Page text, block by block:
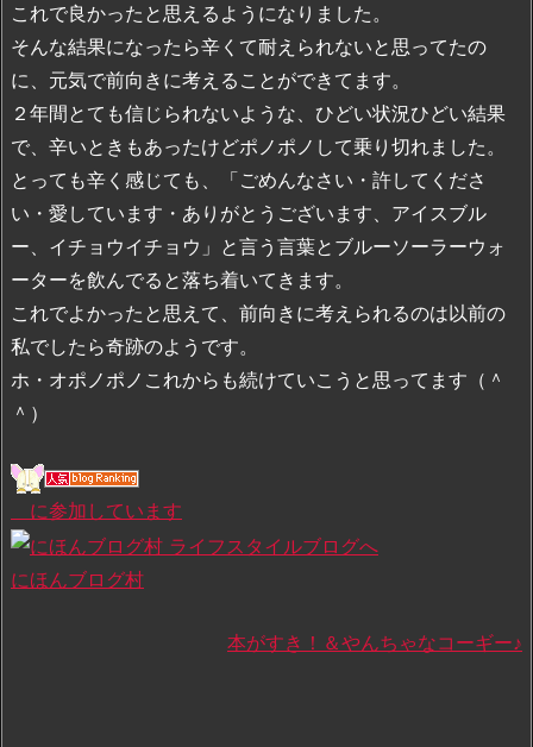
これで良かったと思えるようになりました。
そんな結果になったら辛くて耐えられないと思ってたの
に、元気で前向きに考えることができてます。
２年間とても信じられないような、ひどい状況ひどい結果
で、辛いときもあったけどポノポノして乗り切れました。
とっても辛く感じても、「ごめんなさい・許してくださ
い・愛しています・ありがとうございます、アイスブル
ー、イチョウイチョウ」と言う言葉とブルーソーラーウォ
ーターを飲んでると落ち着いてきます。
これでよかったと思えて、前向きに考えられるのは以前の
私でしたら奇跡のようです。
ホ・オポノポノこれからも続けていこうと思ってます（＾
＾）
に参加しています
にほんブログ村
本がすき！＆やんちゃなコーギー♪